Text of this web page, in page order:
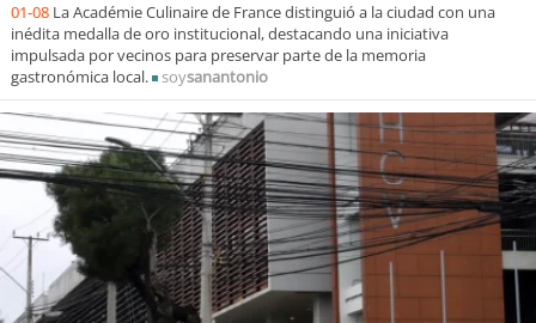
01-08 La Académie Culinaire de France distinguió a la ciudad con una
inédita medalla de oro institucional, destacando una iniciativa
impulsada por vecinos para preservar parte de la memoria
gastronómica local.
soysanantonio